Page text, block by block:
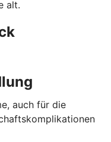
alt.
auch für die